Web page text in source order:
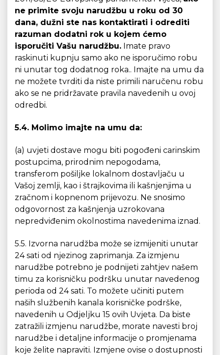
ne primite svoju narudžbu u roku od 30
dana, dužni ste nas kontaktirati i odrediti
razuman dodatni rok u kojem ćemo
isporučiti Vašu narudžbu. Imate pravo
raskinuti kupnju samo ako ne isporučimo robu
ni unutar tog dodatnog roka.. Imajte na umu da
ne možete tvrditi da niste primili naručenu robu
ako se ne pridržavate pravila navedenih u ovoj
odredbi.
5.4. Molimo imajte na umu da:
(a) uvjeti dostave mogu biti pogođeni carinskim
postupcima, prirodnim nepogodama,
transferom pošiljke lokalnom dostavljaču u
Vašoj zemlji, kao i štrajkovima ili kašnjenjima u
zračnom i kopnenom prijevozu. Ne snosimo
odgovornost za kašnjenja uzrokovana
nepredviđenim okolnostima navedenima iznad.
5.5. Izvorna narudžba može se izmijeniti unutar
24 sati od njezinog zaprimanja. Za izmjenu
narudžbe potrebno je podnijeti zahtjev našem
timu za korisničku podršku unutar navedenog
perioda od 24 sati. To možete učiniti putem
naših službenih kanala korisničke podrške,
navedenih u Odjeljku 15 ovih Uvjeta. Da biste
zatražili izmjenu narudžbe, morate navesti broj
narudžbe i detaljne informacije o promjenama
koje želite napraviti. Izmjene ovise o dostupnosti